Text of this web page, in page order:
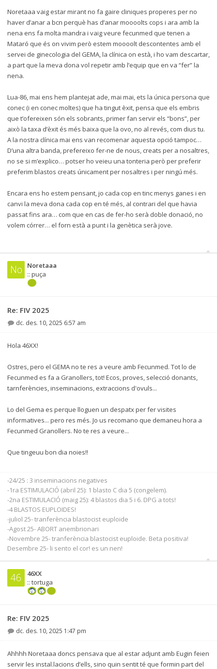
Noretaaa vaig estar mirant no fa gaire cliniques properes per no
haver d’anar a bcn perquè has d’anar moooolts cops i ara amb la
nena ens fa molta mandra i vaig veure fecunmed que tenen a
Mataró que és on vivim però estem moooolt descontentes amb el
servei de ginecologia del GEMA, la clínica on està, i ho vam descartar,
a part que la meva dona vol repetir amb l’equip que en va “fer” la
nena.
Lua-86, mai ens hem plantejat ade, mai mai, ets la única persona que
conec (i en conec moltes) que ha tingut èxit, pensa que els embris
que t’ofereixen són els sobrants, primer fan servir els “bons”, per
això la taxa d’èxit és més baixa que la ovo, no al revés, com dius tu.
A la nostra clínica mai ens van recomenar aquesta opció tampoc…
D’una altra banda, prefereixo fer-ne de nous, creats per a nosaltres,
no se si m’explico… potser ho veieu una tonteria però per preferir
preferim blastos creats únicament per nosaltres i per ningú més.
Encara ens ho estem pensant, jo cada cop en tinc menys ganes i en
canvi la meva dona cada cop en té més, al contrari del que havia
passat fins ara… com que en cas de fer-ho serà doble donació, no
volem córrer… el forn està a punt i la genètica serà jove.
No
Noretaaa
:: puça
Re: FIV 2025
dc. des. 10, 2025 6:57 am
Hola 46XX!
Ostres, pero el GEMA no te res a veure amb Fecunmed. Tot lo de
Fecunmed es fa a Granollers, tot! Ecos, proves, selecció donants,
tarnferències, inseminacions, extraccions d'ovuls...
Lo del Gema es perque lloguen un despatx per fer visites
informatives... pero res més. Jo us recomano que demaneu hora a
Fecunmed Granollers. No te res a veure...
Que tingeuu bon dia noies!!
-24/25 : 3 inseminacions negatives
-1ra ESTIMULACIÓ (abril 25): 1 blasto C dia 5 (congelem).
-2na ESTIMULACIÓ (maig 25): 4 blastos dia 5 i 6. DPG a tots!
-4 BLASTOS EUPLOIDES!
-juliol 25- tranferència blastocist euploide
-Agost 25- ABORT anembrionari
-Novembre 25- tranferència blastocist euploide. Beta positiva!
Desembre 25- li sento el cor! es un nen!
46
46XX
:: tortuga
Re: FIV 2025
dc. des. 10, 2025 1:47 pm
Ahhhh Noretaaa doncs pensava que al estar adjunt amb Eugin feien
servir les instal.lacions d’ells, sino quin sentit té que formin part del